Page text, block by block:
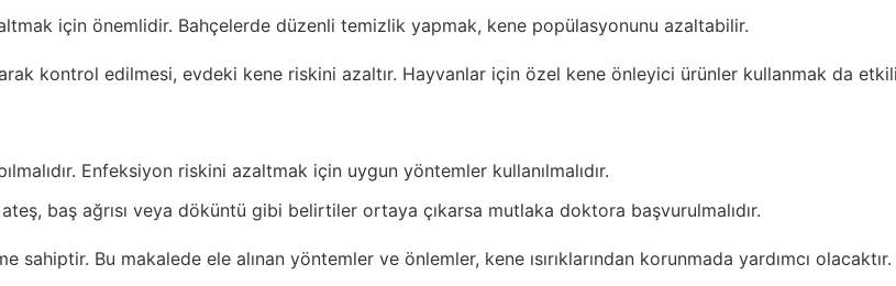
için önemlidir. Bahçelerde düzenli temizlik yapmak, kene popülasyonunu azaltabilir.
kontrol edilmesi, evdeki kene riskini azaltır. Hayvanlar için özel kene önleyici ürünler kullanmak da
Enfeksiyon riskini azaltmak için uygun yöntemler kullanılmalıdır.
ateş, baş ağrısı veya döküntü gibi belirtiler ortaya çıkarsa mutlaka doktora başvurulmalıdır.
sahiptir. Bu makalede ele alınan yöntemler ve önlemler, kene ısırıklarından korunmada yardımcı